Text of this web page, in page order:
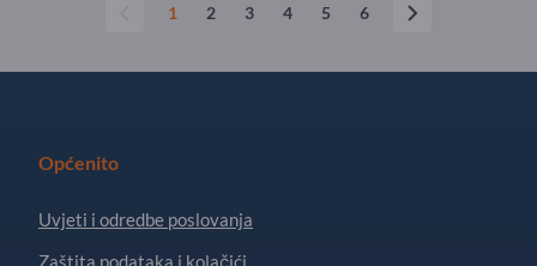
1 2 3 4 5 6
Općenito
Uvjeti i odredbe poslovanja
Zaštita podataka i kolačići